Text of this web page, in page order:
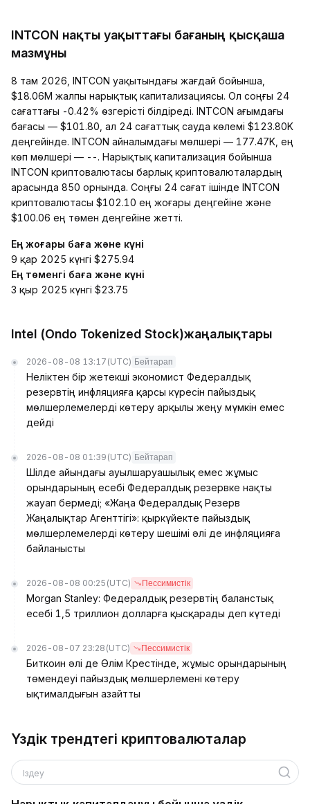
INTCON нақты уақыттағы бағаның қысқаша
мазмұны
8 там 2026, INTCON уақытындағы жағдай бойынша,
$18.06M жалпы нарықтық капитализациясы. Ол соңғы 24
сағаттағы -0.42% өзгерісті білдіреді. INTCON ағымдағы
бағасы — $101.80, ал 24 сағаттық сауда көлемі $123.80K
деңгейінде. INTCON айналымдағы мөлшері — 177.47K, ең
көп мөлшері — --. Нарықтық капитализация бойынша
INTCON криптовалютасы барлық криптовалюталардың
арасында 850 орнында. Соңғы 24 сағат ішінде INTCON
криптовалютасы $102.10 ең жоғары деңгейіне және
$100.06 ең төмен деңгейіне жетті.
Ең жоғары баға және күні
9 қар 2025 күнгі $275.94
Ең төменгі баға және күні
3 қыр 2025 күнгі $23.75
Intel (Ondo Tokenized Stock)жаңалықтары
2026-08-08 13:17 (UTC) Бейтарап
Неліктен бір жетекші экономист Федералдық
резервтің инфляцияға қарсы күресін пайыздық
мөлшерлемелерді көтеру арқылы жеңу мүмкін емес
дейді
2026-08-08 01:39 (UTC) Бейтарап
Шілде айындағы ауылшаруашылық емес жұмыс
орындарының есебі Федералдық резервке нақты
жауап бермеді; «Жаңа Федералдық Резерв
Жаңалықтар Агенттігі»: қыркүйекте пайыздық
мөлшерлемелерді көтеру шешімі әлі де инфляцияға
байланысты
2026-08-08 00:25 (UTC) Пессимистік
Morgan Stanley: Федералдық резервтің баланстық
есебі 1,5 триллион долларға қысқарады деп күтеді
2026-08-07 23:28 (UTC) Пессимистік
Биткоин әлі де Өлім Крестінде, жұмыс орындарының
төмендеуі пайыздық мөлшерлемені көтеру
ықтималдығын азайтты
Үздік трендтегі криптовалюталар
Іздеу